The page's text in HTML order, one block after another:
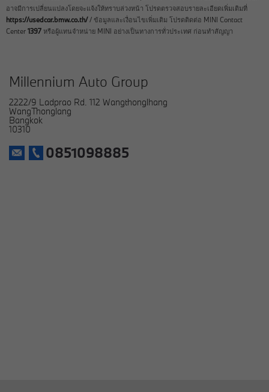
อาจมีการเปลี่ยนแปลงโดยจะแจ้งให้ทราบล่วงหน้า โปรดตรวจสอบรายละเอียดเพิ่มเติมที่
https://usedcar.bmw.co.th// ข้อมูลและเงื่อนไขเพิ่มเติม โปรดติดต่อ MINI Contact
Center 1397 หรือผู้แทนจำหน่าย MINI อย่างเป็นทางการทั่วประเทศ ก่อนทำสัญญา
Millennium Auto Group
2222/9 Ladprao Rd. 112 Wangthonglhang
WangThonglang
Bangkok
10310
0851098885